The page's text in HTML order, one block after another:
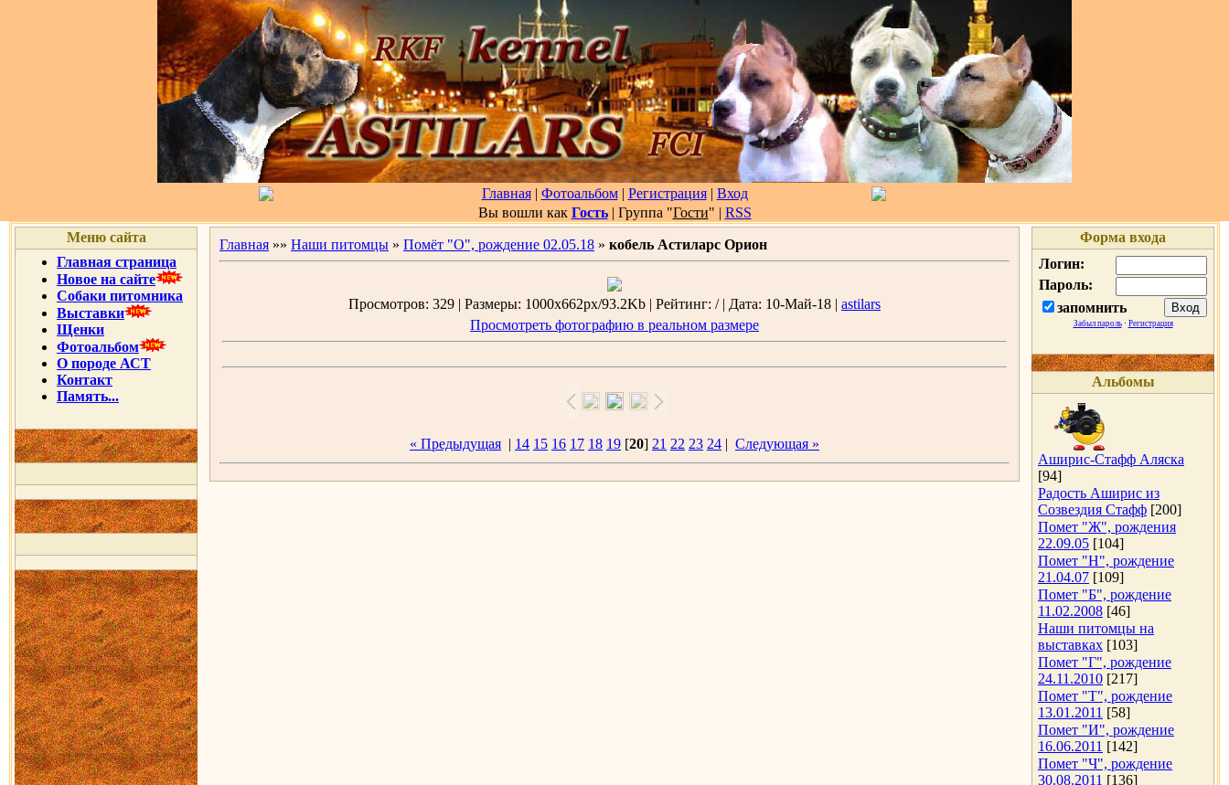
Главная| Фотоальбом| Регистрация| Вход
Вы вошли как Гость| Группа "Гости" | RSS
Меню сайта
Главная страница
Новое на сайте
Собаки питомника
Выставки
Щенки
Фотоальбом
О породе АСТ
Контакт
Память...
Главная »» Наши питомцы » Помёт "О", рождение 02.05.18 » кобель Астиларс Орион
Просмотров: 329 | Размеры: 1000x662px/93.2Kb | Рейтинг: / | Дата: 10-Май-18 | astilars
Просмотреть фотографию в реальном размере
« Предыдущая | 14 15 16 17 18 19 [20] 21 22 23 24 | Следующая »
Форма входа
Логин:
Пароль:
запомнить
Забыл пароль· Регистрация
Альбомы
Аширис-Стафф Аляска
[94]
Радость Аширис из
Созвездия Стафф [200]
Помет "Ж", рождения
22.09.05 [104]
Помет "Н", рождение
21.04.07 [109]
Помет "Б", рождение
11.02.2008 [46]
Наши питомцы на
выставках [103]
Помет "Г", рождение
24.11.2010 [217]
Помет "Т", рождение
13.01.2011 [58]
Помет "И", рождение
16.06.2011 [142]
Помет "Ч", рождение
30.08.2011 [136]